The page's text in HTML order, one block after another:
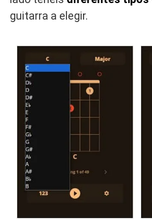
guitarra a elegir.